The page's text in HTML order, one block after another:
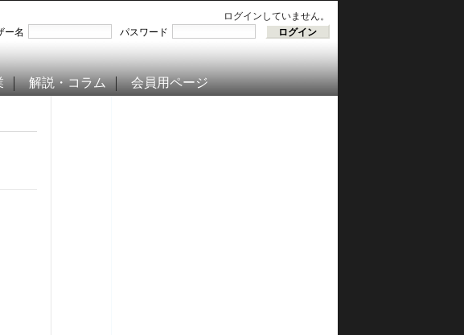
ログインしていません。
ー名
パスワード
解説・コラム 会員用ページ